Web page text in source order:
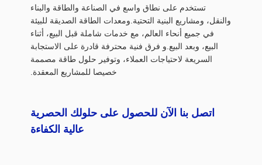
تستخدم على نطاق واسع في الصناعة والطاقة والبناء
والنقل، ومشاريع البنية التحتية.ومعدات الطاقة الصديقة للبيئة
في جميع أنحاء العالم، مع خدمات شاملة قبل البيع، أثناء
البيع، وبعد البيع.و فرق فنية محترفة قادرة على الاستجابة
السريعة لاحتياجات العملاء، وتوفير حلول طاقة مصممة
خصيصا للمشاريع المعقدة.
اتصل بنا الآن للحصول على حلولك الحصرية
عالية الكفاءة